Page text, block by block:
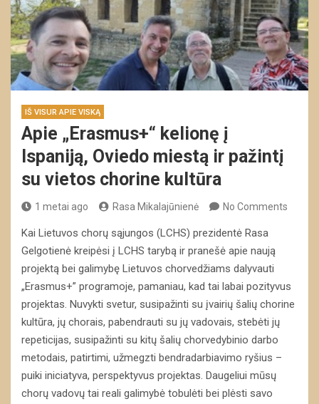
IŠ VISUR APIE VISKĄ
Apie „Erasmus+“ kelionę į
Ispaniją, Oviedo miestą ir pažintį
su vietos chorine kultūra
1 metai ago Rasa Mikalajūnienė No Comments
Kai Lietuvos chorų sąjungos (LCHS) prezidentė Rasa
Gelgotienė kreipėsi į LCHS tarybą ir pranešė apie naują
projektą bei galimybę Lietuvos chorvedžiams dalyvauti
„Erasmus+” programoje, pamaniau, kad tai labai pozityvus
projektas. Nuvykti svetur, susipažinti su įvairių šalių chorine
kultūra, jų chorais, pabendrauti su jų vadovais, stebėti jų
repeticijas, susipažinti su kitų šalių chorvedybinio darbo
metodais, patirtimi, užmegzti bendradarbiavimo ryšius –
puiki iniciatyva, perspektyvus projektas. Daugeliui mūsų
chorų vadovų tai reali galimybė tobulėti bei plėsti savo